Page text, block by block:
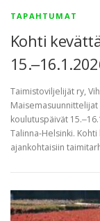
TAPAHTUMAT
Kohti
Taimistoviljelijät ry,
koulutuspäivät
Talinna-Helsinki.
ajankohtaisiin